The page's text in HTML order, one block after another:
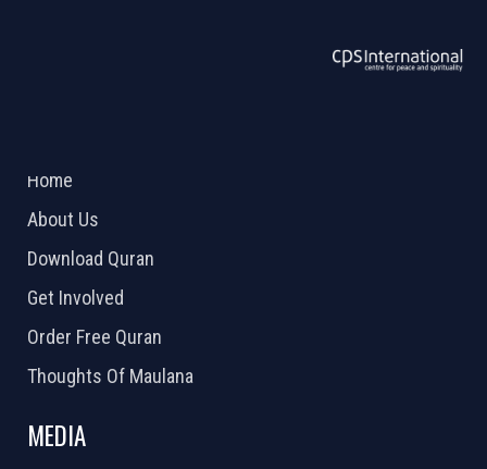
Home
About Us
Download Quran
Get Involved
Order Free Quran
Thoughts Of Maulana
MEDIA